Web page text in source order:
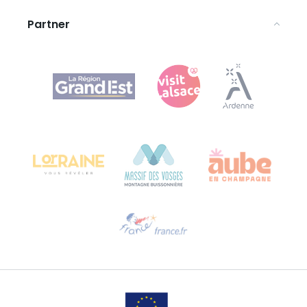
Agence Régionale du Tourisme Grand Est
Bureau de Colmar (sede operativa)
Contattaci per e-mail
Partner